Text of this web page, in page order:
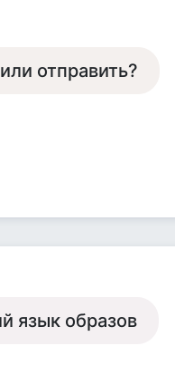
отправить?
язык образов